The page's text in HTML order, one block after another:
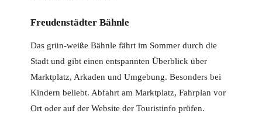
Freudenstädter Bähnle
Das grün-weiße Bähnle fährt im Sommer durch die
Stadt und gibt einen entspannten Überblick über
Marktplatz, Arkaden und Umgebung. Besonders bei
Kindern beliebt. Abfahrt am Marktplatz, Fahrplan vor
Ort oder auf der Website der Touristinfo prüfen.